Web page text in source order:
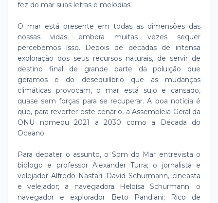
fez do mar suas letras e melodias.
O mar está presente em todas as dimensões das
nossas vidas, embora muitas vezes sequer
percebemos isso. Depois de décadas de intensa
exploração dos seus recursos naturais, de servir de
destino final de grande parte da poluição que
geramos e do desequilíbrio que as mudanças
climáticas provocam, o mar está sujo e cansado,
quase sem forças para se recuperar. A boa notícia é
que, para reverter este cenário, a Assembleia Geral da
ONU nomeou 2021 a 2030 como a Década do
Oceano.
Para debater o assunto, o Som do Mar entrevista o
biólogo e professor Alexander Turra; o jornalista e
velejador Alfredo Nastari; David Schurmann, cineasta
e velejador; a navegadora Heloísa Schurmann; o
navegador e explorador Beto Pandiani; Rico de